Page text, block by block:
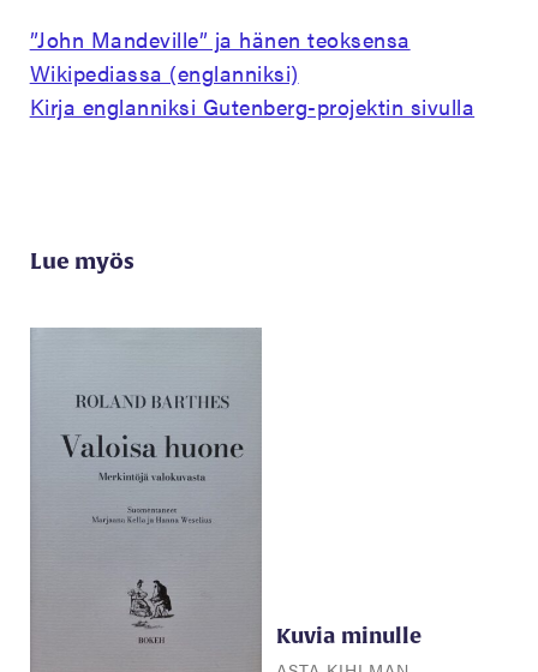
”John Mandeville” ja hänen teoksensa
Wikipediassa (englanniksi)
Kirja englanniksi Gutenberg-projektin sivulla
Lue myös
Kuvia minulle